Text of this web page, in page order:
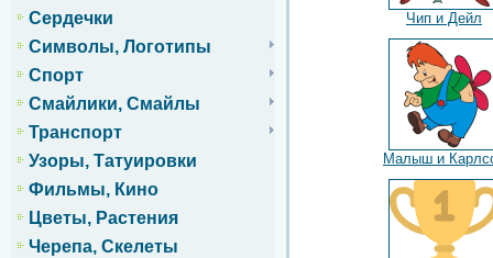
Сердечки
Символы, Логотипы
Спорт
Смайлики, Смайлы
Транспорт
Узоры, Татуировки
Фильмы, Кино
Цветы, Растения
Черепа, Скелеты
Чип и Дейл
Малыш и